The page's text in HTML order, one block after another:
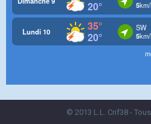
© 2013 L.L. Crif38 -